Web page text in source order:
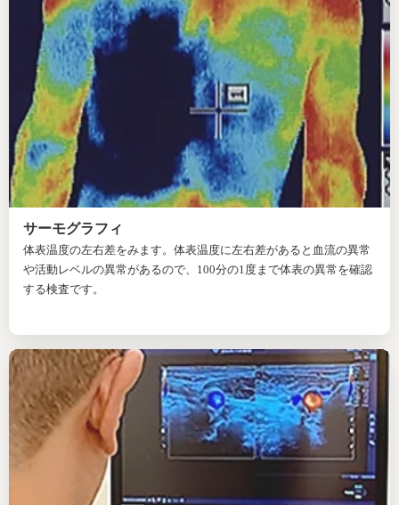
サーモグラフィ
体表温度の左右差をみます。体表温度に左右差があると血流の異常
や活動レベルの異常があるので、100分の1度まで体表の異常を確認
する検査です。